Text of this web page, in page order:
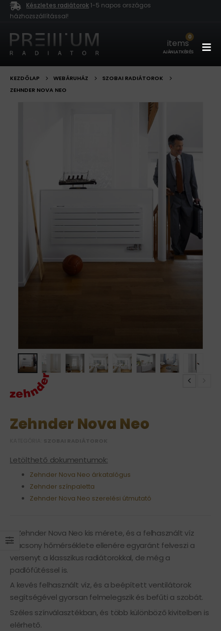
Készletes radiátorok 1-5 napos országos
házhozszállítással!
0
items
AJÁNLATKÉRÉS
KEZDŐLAP WEBÁRUHÁZ
SZOBAI RADIÁTOROK
ZEHNDER NOVA NEO
Zehnder Nova Neo
Letölthető dokumentumok:
Zehnder Nova Neo árkatalógus
Zehnder színpaletta
Zehnder Nova Neo szerelési útmutató
A Zehnder Nova Neo kis mérete, és a felhasznált víz
alacsony hőmérséklete ellenére egyaránt felveszi a
versenyt a klasszikus radiátorokkal, de még a
padlófűtéssel is.
A kevés felhasznált víz, és a beépített ventilátorok
segítségével gyorsan felmelegszik és befűti a szobát.
Széles színválasztékban, és több különböző kivitelben is
elérhető.